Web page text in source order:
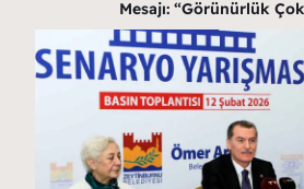
Mesajı: “Görünürlük